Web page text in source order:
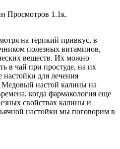
Просмотров 1.1к.
на терпкий привкус, в
полезных витаминов,
веществ. Их можно
в чай при простуде, на их
для лечения
Медовый настой калины на
когда фармакология еще
свойствах калины и
настойки мы поговорим в